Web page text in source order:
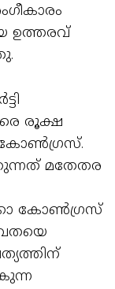
ഉത്തരവ്
രൂക്ഷ
കോണ്‍ഗ്രസ്.
മതേതര
കോണ്‍ഗ്രസ്